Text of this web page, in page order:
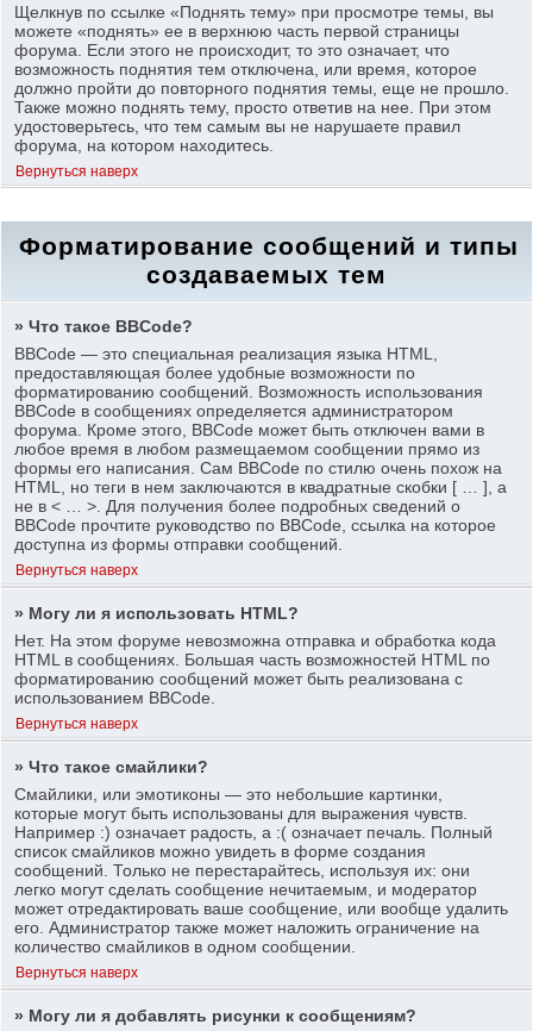
Щелкнув по ссылке «Поднять тему» при просмотре темы, вы
можете «поднять» ее в верхнюю часть первой страницы
форума. Если этого не происходит, то это означает, что
возможность поднятия тем отключена, или время, которое
должно пройти до повторного поднятия темы, еще не прошло.
Также можно поднять тему, просто ответив на нее. При этом
удостоверьтесь, что тем самым вы не нарушаете правил
форума, на котором находитесь.
Вернуться наверх
Форматирование сообщений и типы
создаваемых тем
» Что такое BBCode?
BBCode — это специальная реализация языка HTML,
предоставляющая более удобные возможности по
форматированию сообщений. Возможность использования
BBCode в сообщениях определяется администратором
форума. Кроме этого, BBCode может быть отключен вами в
любое время в любом размещаемом сообщении прямо из
формы его написания. Сам BBCode по стилю очень похож на
HTML, но теги в нем заключаются в квадратные скобки [ … ], а
не в < … >. Для получения более подробных сведений о
BBCode прочтите руководство по BBCode, ссылка на которое
доступна из формы отправки сообщений.
Вернуться наверх
» Могу ли я использовать HTML?
Нет. На этом форуме невозможна отправка и обработка кода
HTML в сообщениях. Большая часть возможностей HTML по
форматированию сообщений может быть реализована с
использованием BBCode.
Вернуться наверх
» Что такое смайлики?
Смайлики, или эмотиконы — это небольшие картинки,
которые могут быть использованы для выражения чувств.
Например :) означает радость, а :( означает печаль. Полный
список смайликов можно увидеть в форме создания
сообщений. Только не перестарайтесь, используя их: они
легко могут сделать сообщение нечитаемым, и модератор
может отредактировать ваше сообщение, или вообще удалить
его. Администратор также может наложить ограничение на
количество смайликов в одном сообщении.
Вернуться наверх
» Могу ли я добавлять рисунки к сообщениям?